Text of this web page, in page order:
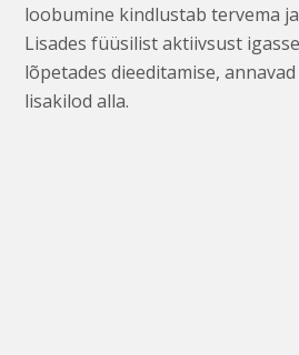
loobumine kindlustab tervema
Lisades füüsilist aktiivsust
lõpetades dieeditamise,
lisakilod alla.